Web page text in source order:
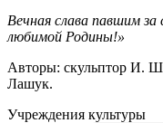
Вечная слава павшим за
любимой Родины!»
Авторы: скульптор И.
Лашук.
Учреждения культуры